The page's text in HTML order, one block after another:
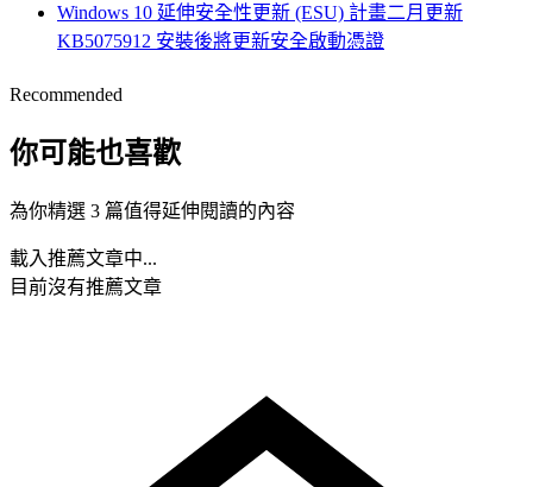
Windows 10 延伸安全性更新 (ESU) 計畫二月更新
KB5075912 安裝後將更新安全啟動憑證
Recommended
你可能也喜歡
為你精選 3 篇值得延伸閱讀的內容
載入推薦文章中...
目前沒有推薦文章